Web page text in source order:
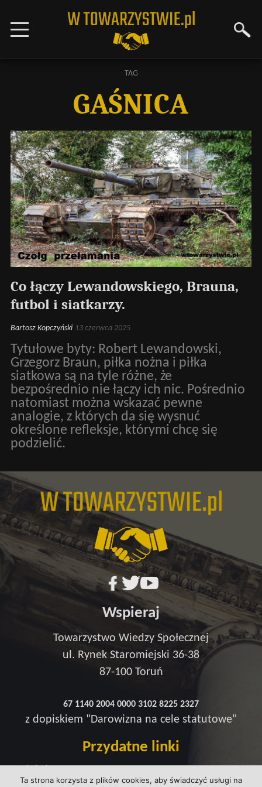
TAG
GAŚNICA
Co łączy Lewandowskiego, Brauna,
futbol i siatkarzy.
Bartosz Kopczyński 13 czerwca 2025
Tytułowe byty: Robert Lewandowski,
Grzegorz Braun, piłka nożna i piłka
siatkowa są na tyle różne, że
bezpośrednio nie łączy ich nic. Pośrednio
natomiast można wskazać pewne
analogie, z których da się wysnuć
określone refleksje, którymi chcę się
podzielić.
Ta strona korzysta z plików cookies, aby świadczyć usługi na
Wspieraj
Towarzystwo Wiedzy Społecznej
ul. Rynek Staromiejski 36-38
87-100 Toruń
67 1140 2004 0000 3102 8225 2327
z dopiskiem "Darowizna na cele statutowe"
Przydatne linki